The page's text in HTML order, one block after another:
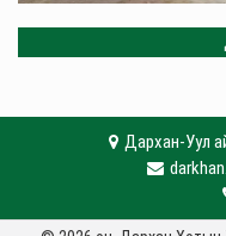
Дархан-Уул